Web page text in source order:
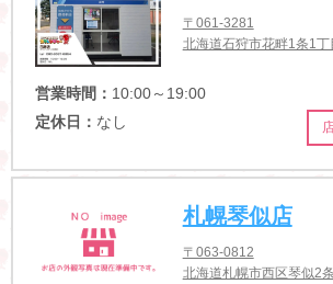
〒061-3281
北海道石狩市花畔1条1
営業時間： 10:00～19:00
定休日： なし
札幌琴似店
〒063-0812
北海道札幌市西区琴似2